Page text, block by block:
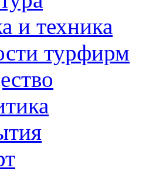
и техника
турфирм